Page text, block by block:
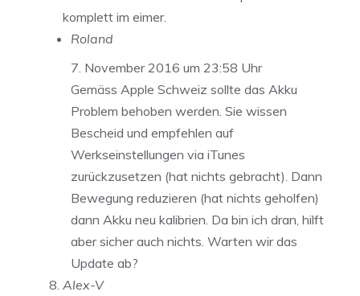
komplett im eimer.
Roland
7. November 2016 um 23:58 Uhr
Gemäss Apple Schweiz sollte das Akku
Problem behoben werden. Sie wissen
Bescheid und empfehlen auf
Werkseinstellungen via iTunes
zurückzusetzen (hat nichts gebracht). Dann
Bewegung reduzieren (hat nichts geholfen)
dann Akku neu kalibrien. Da bin ich dran, hilft
aber sicher auch nichts. Warten wir das
Update ab?
Alex-V